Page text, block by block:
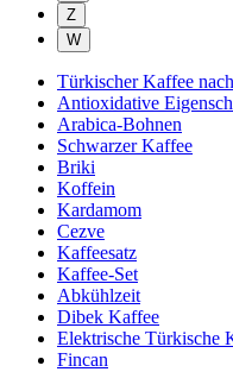
Z
W
Türkischer Kaffee
Antioxidative
Arabica-Bohnen
Schwarzer Kaffee
Briki
Koffein
Kardamom
Cezve
Kaffeesatz
Kaffee-Set
Abkühlzeit
Dibek Kaffee
Elektrische Türkische
Fincan